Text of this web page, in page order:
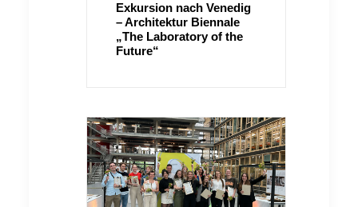
Exkursion nach Venedig
– Architektur Biennale
„The Laboratory of the
Future“